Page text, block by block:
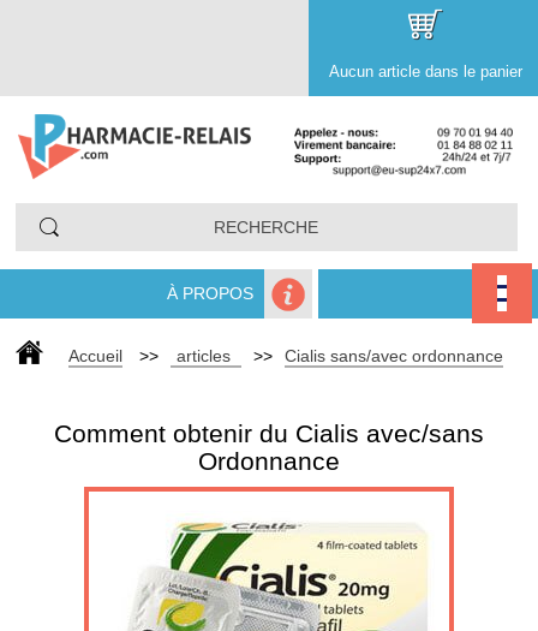
Aucun article dans le panier
À PROPOS
Accueil >> articles >> Cialis sans/avec ordonnance
Comment obtenir du Cialis avec/sans
Ordonnance